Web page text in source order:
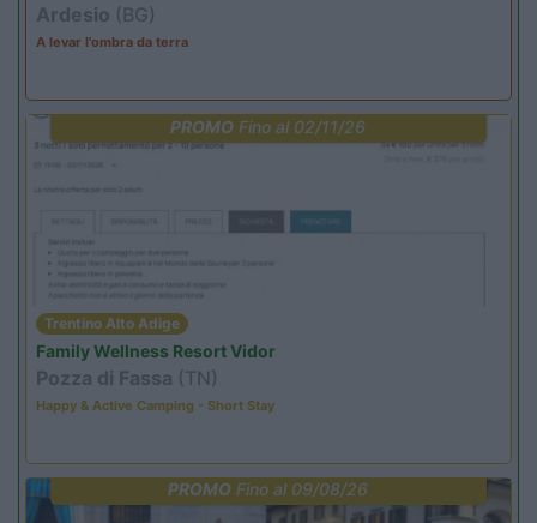
Ardesio (BG)
A levar l'ombra da terra
PROMO Fino al 02/11/26
Trentino Alto Adige
Family Wellness Resort Vidor
Pozza di Fassa (TN)
Happy & Active Camping - Short Stay
PROMO Fino al 09/08/26